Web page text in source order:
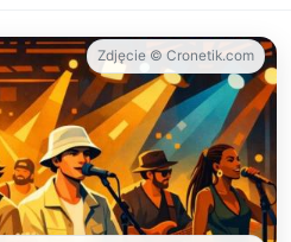
Zdjęcie © Cronetik.com